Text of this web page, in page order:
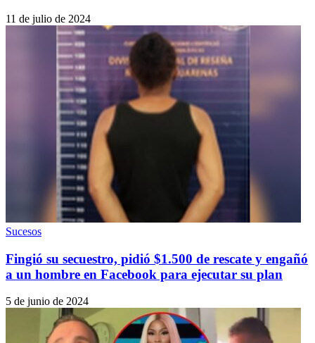
11 de julio de 2024
Sucesos
Fingió su secuestro, pidió $1.500 de rescate y engañó
a un hombre en Facebook para ejecutar su plan
5 de junio de 2024